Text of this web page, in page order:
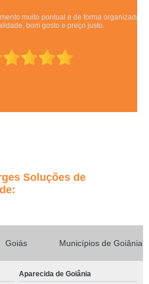
muito pontual e de forma organizada.
bom gosto e preço justo.
Soluções de
Goiás Municípios de Goiânia
Aparecida de Goiânia